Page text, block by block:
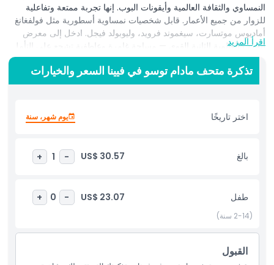
النمساوي والثقافة العالمية وأيقونات البوب. إنها تجربة ممتعة وتفاعلية
للزوار من جميع الأعمار. قابل شخصيات نمساوية أسطورية مثل فولفغانغ
أماديوس موتسارت، سيغموند فرويد، وليوبولد فيجل. ادخل إلى معرض
الحرب العالمية الثانية القوي — مساحة غامرة وعاطفية تشجع على التأمل
وفهم ماضِي النمسا. من أبرز المعروضات الرحلة التفصيلية عبر حياة
الإمبراطورة إليزابيث، المعروفة باسم سيسي. استكشف غرفة ملابسها
الأنيقة ذات 44 مرآة، تابع رحلاتها الواسعة، وحتى تفاعل مع إسقاط ثلاثي
دوليين، ونجوم رياضة، وموسيقيين، موفراً الكثير من فرص التصوير
والأنشطة المشوقة. سواء كنت تلتقط صورًا مع نجوم هوليوود أو تستكشف
مثالي للعائلات والأصدقاء والسياح، متحف مادام توسو في فيينا وجهة لا بد
من زيارتها. احجز تذاكرك مسبقًا لتتخطى الطوابير وتستمتع بتجربة لا تُنسى
أبرز المعالم
المتضمنات
اقرأ المزيد
تذكرة متحف مادام توسو في فيينا السعر والخيارات
اختر تاريخًا يوم شهر، سنة
بالغ US$ 30.57
-
1
+
طفل US$ 23.07
-
0
+
(2-14 سنة)
القبول